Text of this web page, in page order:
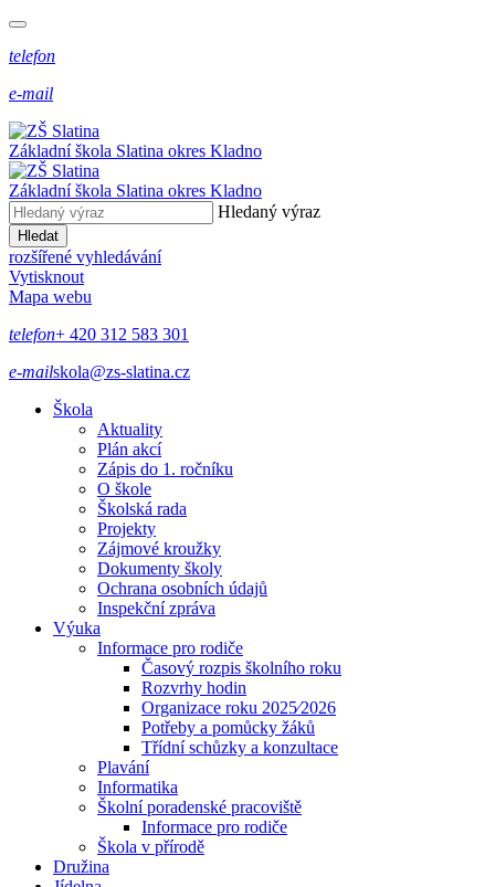
telefon
e-mail
Základní škola Slatina okres Kladno
Základní škola Slatina okres Kladno
Hledaný výraz
Hledat
rozšířené vyhledávání
Vytisknout
Mapa webu
telefon+ 420 312 583 301
e-mailskola@zs-slatina.cz
Škola
Aktuality
Plán akcí
Zápis do 1. ročníku
O škole
Školská rada
Projekty
Zájmové kroužky
Dokumenty školy
Ochrana osobních údajů
Inspekční zpráva
Výuka
Informace pro rodiče
Časový rozpis školního roku
Rozvrhy hodin
Organizace roku 2025⁄2026
Potřeby a pomůcky žáků
Třídní schůzky a konzultace
Plavání
Informatika
Školní poradenské pracoviště
Informace pro rodiče
Škola v přírodě
Družina